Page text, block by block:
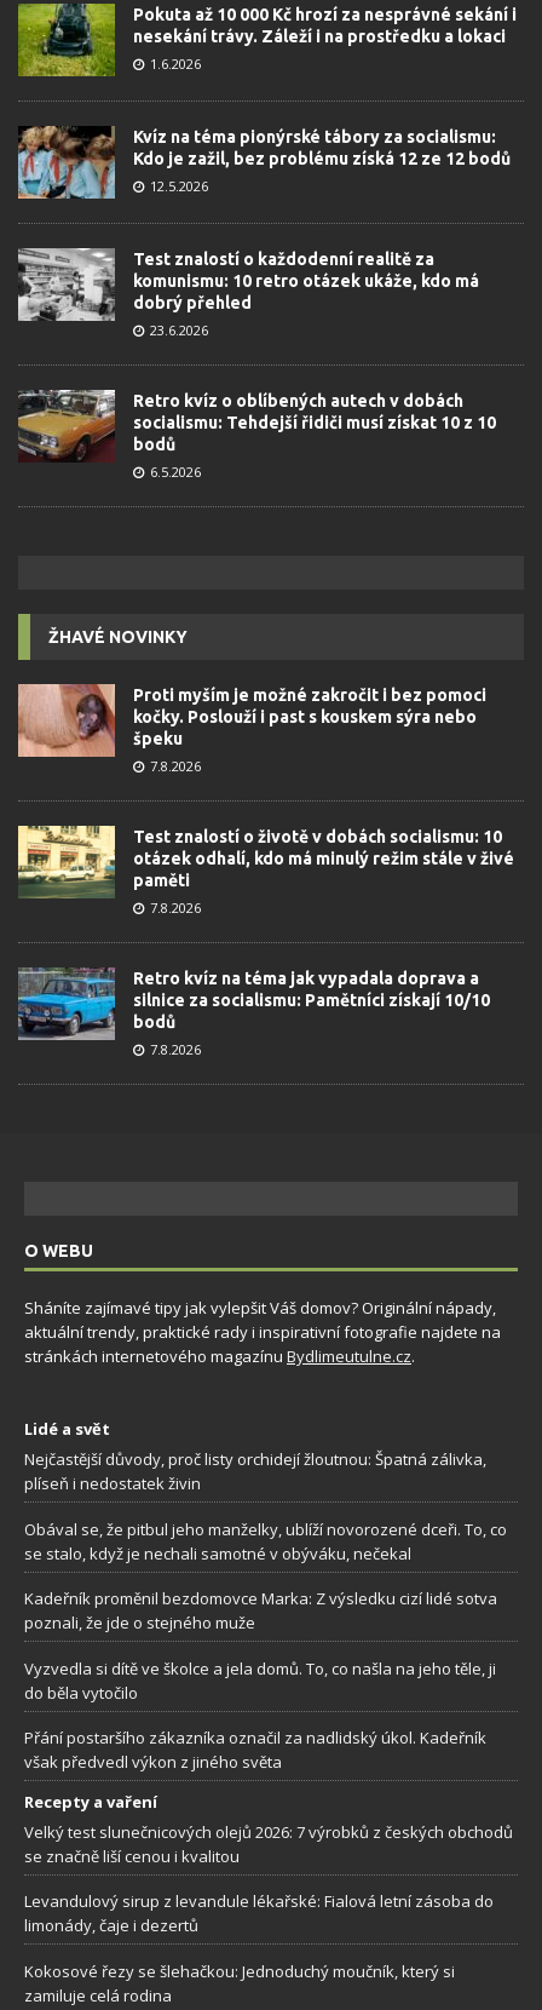
Pokuta až 10 000 Kč hrozí za nesprávné sekání i
nesekání trávy. Záleží i na prostředku a lokaci
1.6.2026
Kvíz na téma pionýrské tábory za socialismu:
Kdo je zažil, bez problému získá 12 ze 12 bodů
12.5.2026
Test znalostí o každodenní realitě za
komunismu: 10 retro otázek ukáže, kdo má
dobrý přehled
23.6.2026
Retro kvíz o oblíbených autech v dobách
socialismu: Tehdejší řidiči musí získat 10 z 10
bodů
6.5.2026
ŽHAVÉ NOVINKY
Proti myším je možné zakročit i bez pomoci
kočky. Poslouží i past s kouskem sýra nebo
špeku
7.8.2026
Test znalostí o životě v dobách socialismu: 10
otázek odhalí, kdo má minulý režim stále v živé
paměti
7.8.2026
Retro kvíz na téma jak vypadala doprava a
silnice za socialismu: Pamětníci získají 10/10
bodů
7.8.2026
O WEBU
Sháníte zajímavé tipy jak vylepšit Váš domov? Originální nápady,
aktuální trendy, praktické rady i inspirativní fotografie najdete na
stránkách internetového magazínu Bydlimeutulne.cz.
Lidé a svět
Nejčastější důvody, proč listy orchidejí žloutnou: Špatná zálivka,
plíseň i nedostatek živin
Obával se, že pitbul jeho manželky, ublíží novorozené dceři. To, co
se stalo, když je nechali samotné v obýváku, nečekal
Kadeřník proměnil bezdomovce Marka: Z výsledku cizí lidé sotva
poznali, že jde o stejného muže
Vyzvedla si dítě ve školce a jela domů. To, co našla na jeho těle, ji
do běla vytočilo
Přání postaršího zákazníka označil za nadlidský úkol. Kadeřník
však předvedl výkon z jiného světa
Recepty a vaření
Velký test slunečnicových olejů 2026: 7 výrobků z českých obchodů
se značně liší cenou i kvalitou
Levandulový sirup z levandule lékařské: Fialová letní zásoba do
limonády, čaje i dezertů
Kokosové řezy se šlehačkou: Jednoduchý moučník, který si
zamiluje celá rodina